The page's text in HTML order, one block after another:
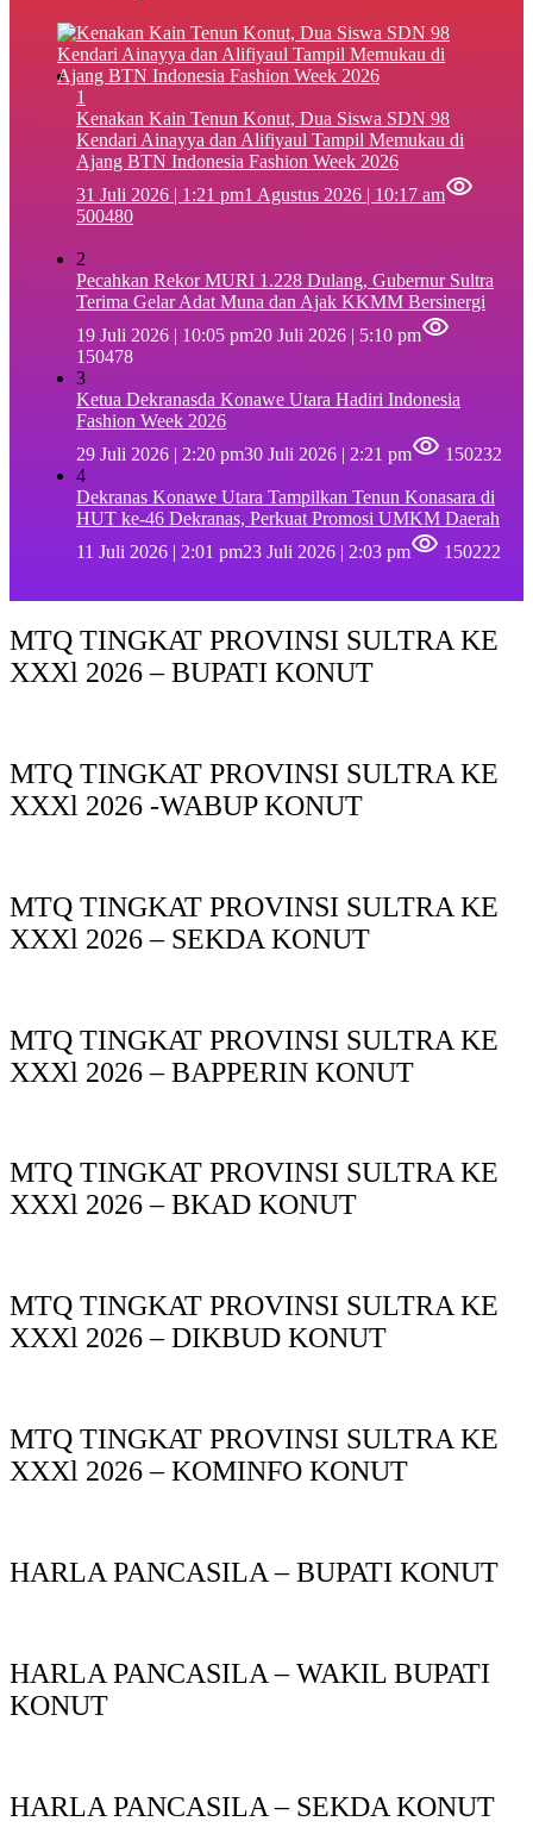
1
‎Kenakan Kain Tenun Konut, Dua Siswa SDN 98
Kendari Ainayya dan Alifiyaul Tampil Memukau di
Ajang BTN Indonesia Fashion Week 2026
31 Juli 2026 | 1:21 pm1 Agustus 2026 | 10:17 am
500480
2
Pecahkan Rekor MURI 1.228 Dulang, Gubernur Sultra
Terima Gelar Adat Muna dan Ajak KKMM Bersinergi
19 Juli 2026 | 10:05 pm20 Juli 2026 | 5:10 pm
150478
3
Ketua Dekranasda Konawe Utara Hadiri Indonesia
Fashion Week 2026
29 Juli 2026 | 2:20 pm30 Juli 2026 | 2:21 pm
150232
4
Dekranas Konawe Utara Tampilkan Tenun Konasara di
HUT ke-46 Dekranas, Perkuat Promosi UMKM Daerah
11 Juli 2026 | 2:01 pm23 Juli 2026 | 2:03 pm 150222
MTQ TINGKAT PROVINSI SULTRA KE
XXXl 2026 – BUPATI KONUT
MTQ TINGKAT PROVINSI SULTRA KE
XXXl 2026 -WABUP KONUT
MTQ TINGKAT PROVINSI SULTRA KE
XXXl 2026 – SEKDA KONUT
MTQ TINGKAT PROVINSI SULTRA KE
XXXl 2026 – BAPPERIN KONUT
MTQ TINGKAT PROVINSI SULTRA KE
XXXl 2026 – BKAD KONUT
MTQ TINGKAT PROVINSI SULTRA KE
XXXl 2026 – DIKBUD KONUT
MTQ TINGKAT PROVINSI SULTRA KE
XXXl 2026 – KOMINFO KONUT
HARLA PANCASILA – BUPATI KONUT
HARLA PANCASILA – WAKIL BUPATI
KONUT
HARLA PANCASILA – SEKDA KONUT